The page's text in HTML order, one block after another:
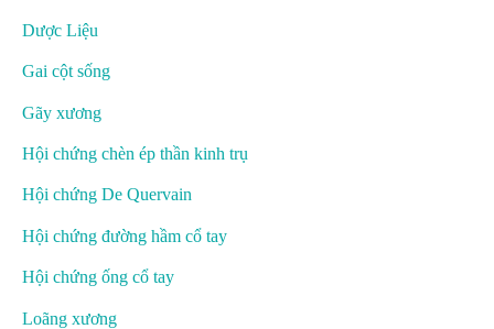
Dược Liệu
Gai cột sống
Gãy xương
Hội chứng chèn ép thần kinh trụ
Hội chứng De Quervain
Hội chứng đường hầm cổ tay
Hội chứng ống cổ tay
Loãng xương